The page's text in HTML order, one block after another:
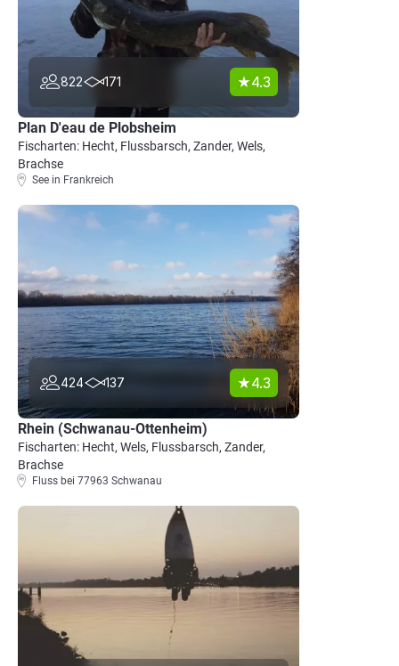
822 171 4.3
Plan D'eau de Plobsheim
Fischarten: Hecht, Flussbarsch, Zander, Wels,
Brachse
See in Frankreich
424 137 4.3
Rhein (Schwanau-Ottenheim)
Fischarten: Hecht, Wels, Flussbarsch, Zander,
Brachse
Fluss bei 77963 Schwanau